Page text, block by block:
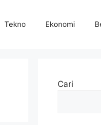
Tekno Ekonomi
Cari